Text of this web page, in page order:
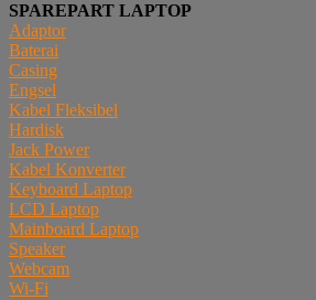
SPAREPART LAPTOP
Adaptor
Baterai
Casing
Engsel
Kabel Fleksibel
Hardisk
Jack Power
Kabel Konverter
Keyboard Laptop
LCD Laptop
Mainboard Laptop
Speaker
Webcam
Wi-Fi